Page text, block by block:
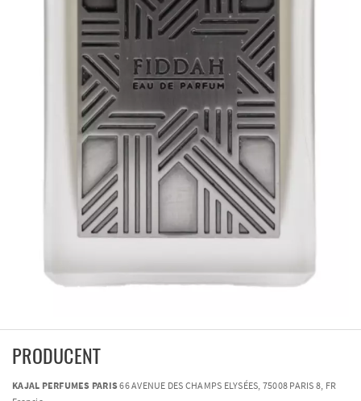
PRODUCENT
KAJAL PERFUMES PARIS66 AVENUE DES CHAMPS ELYSÉES, 75008 PARIS 8, FR